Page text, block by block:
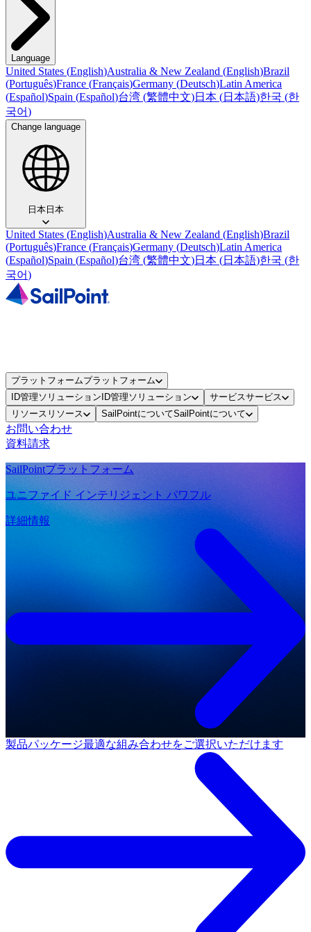
Language
United States (English)Australia & New Zealand (English)Brazil
(Português)France (Français)Germany (Deutsch)Latin America
(Español)Spain (Español)台湾 (繁體中文)日本 (日本語)한국 (한
국어)
Change language
日本日本
United States (English)Australia & New Zealand (English)Brazil
(Português)France (Français)Germany (Deutsch)Latin America
(Español)Spain (Español)台湾 (繁體中文)日本 (日本語)한국 (한
국어)
プラットフォームプラットフォーム
ID管理ソリューション ID管理ソリューション サービスサービス
リソース リソース SailPointについてSailPointについて
お問い合わせ
資料請求
SailPointプラットフォーム
ユニファイド インテリジェント パワフル
詳細情報
製品パッケージ最適な組み合わせをご選択いただけます